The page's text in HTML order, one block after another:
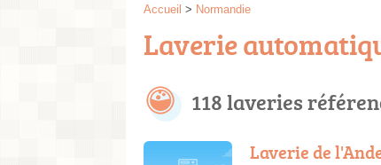
Accueil > Normandie
Laverie
118 laveries
Laverie de